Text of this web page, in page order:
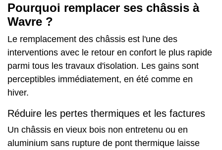
Pourquoi remplacer ses châssis à
Wavre ?
Le remplacement des châssis est l'une des
interventions avec le retour en confort le plus rapide
parmi tous les travaux d'isolation. Les gains sont
perceptibles immédiatement, en été comme en
hiver.
Réduire les pertes thermiques et les factures
Un châssis en vieux bois non entretenu ou en
aluminium sans rupture de pont thermique laisse